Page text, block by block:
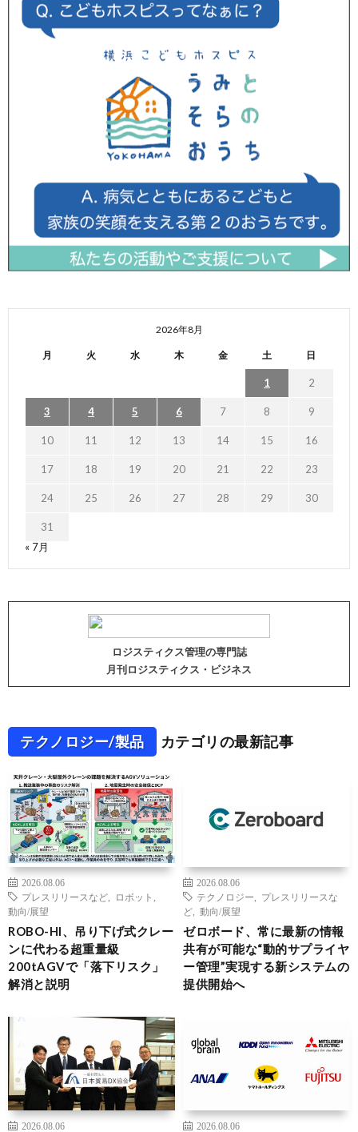
2026年8月
月 火 水 木 金 土 日
1 2
3 4 5 6 7 8 9
10 11 12 13 14 15 16
17 18 19 20 21 22 23
24 25 26 27 28 29 30
31
« 7月
ロジスティクス管理の専門誌
月刊ロジスティクス・ビジネス
テクノロジー/製品 カテゴリの最新記事
2026.08.06
プレスリリースなど
ロボット
動向/展望
ROBO-HI、吊り下げ式クレー
ンに代わる超重量級
200tAGVで「落下リスク」
解消と説明
2026.08.06
テクノロジー
プレスリリースな
ど
動向/展望
ゼロボード、常に最新の情報
共有が可能な“動的サプライヤ
ー管理”実現する新システムの
提供開始へ
2026.08.06
2026.08.06